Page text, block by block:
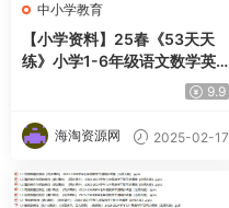
中小学教育
【小学资料】25春《53天天
练》小学1-6年级语文数学英
9.9
海淘资源网 2025-02-17